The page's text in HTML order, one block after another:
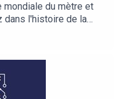
mondiale du mètre et
dans l'histoire de la